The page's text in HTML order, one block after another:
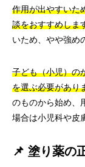
作用が出やすいた
談をおすすめしま
いため、やや強め
子ども（小児）の
を選ぶ必要があり
のものから始め、
場合は小児科や皮
📌 塗り薬の